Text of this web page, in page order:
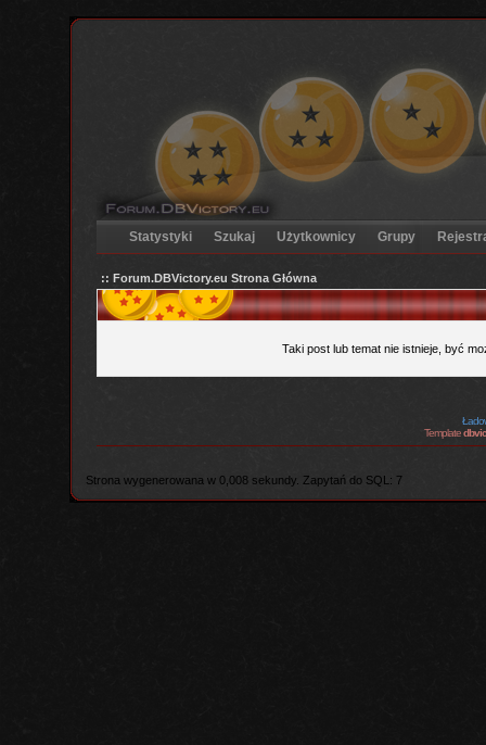
Statystyki Szukaj Użytkownicy Grupy
:: Forum.DBVictory.eu Strona Główna
Taki post lub temat nie istnieje, być
Template
Strona wygenerowana w 0,008 sekundy. Zapytań do SQL: 7